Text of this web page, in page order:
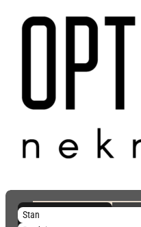
Stan285.000 €